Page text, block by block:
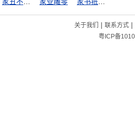
关于我们 | 联系方式|
粤ICP备